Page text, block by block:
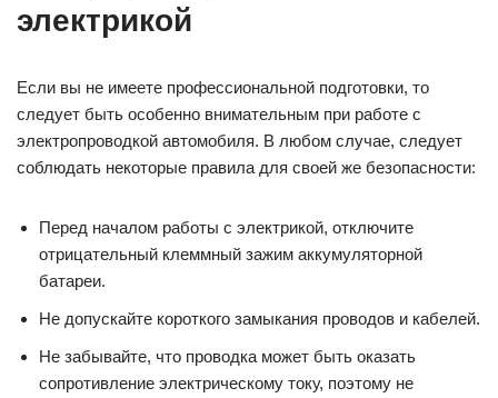
электрикой
Если вы не имеете профессиональной подготовки, то
следует быть особенно внимательным при работе с
электропроводкой автомобиля. В любом случае, следует
соблюдать некоторые правила для своей же безопасности:
Перед началом работы с электрикой, отключите
отрицательный клеммный зажим аккумуляторной
батареи.
Не допускайте короткого замыкания проводов и кабелей.
Не забывайте, что проводка может быть оказать
сопротивление электрическому току, поэтому не